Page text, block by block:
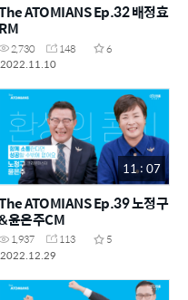
ATOMIANS Ep.32 배정효
RM
2,730 148
6
2022.11.10
11 : 07
ATOMIANS Ep.39 노정구
윤은주CM
1,937 113
5
2022.12.29